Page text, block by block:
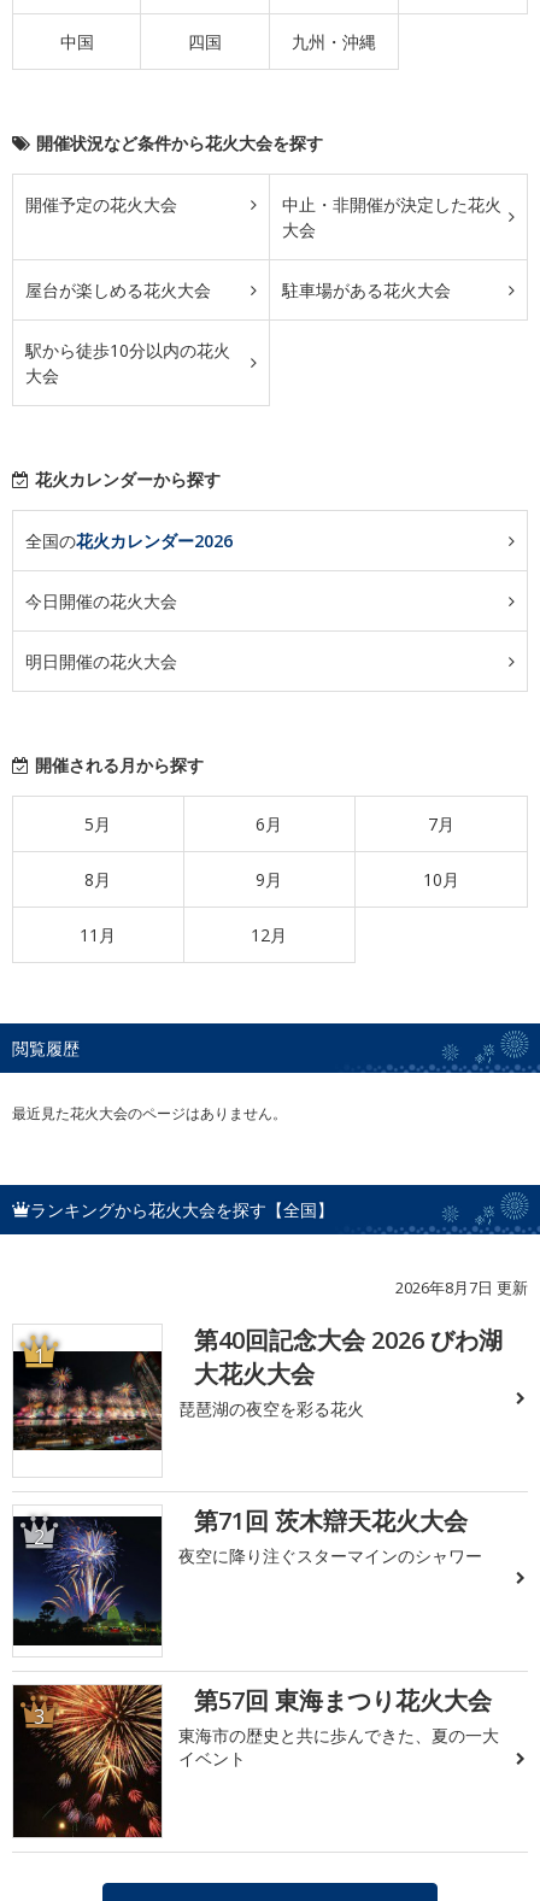
中国 四国 九州・沖縄
開催状況など条件から花火大会を探す
開催予定の花火大会
中止・非開催が決定した花火
大会
屋台が楽しめる花火大会 駐車場がある花火大会
駅から徒歩10分以内の花火
大会
花火カレンダーから探す
全国の花火カレンダー2026
今日開催の花火大会
明日開催の花火大会
開催される月から探す
5月 6月 7月
8月 9月 10月
11月 12月
閲覧履歴
最近見た花火大会のページはありません。
ランキングから花火大会を探す【全国】
2026年8月7日 更新
1
第40回記念大会 2026 びわ湖
大花火大会
琵琶湖の夜空を彩る花火
2 第71回 茨木辯天花火大会
夜空に降り注ぐスターマインのシャワー
3 第57回 東海まつり花火大会
東海市の歴史と共に歩んできた、夏の一大
イベント